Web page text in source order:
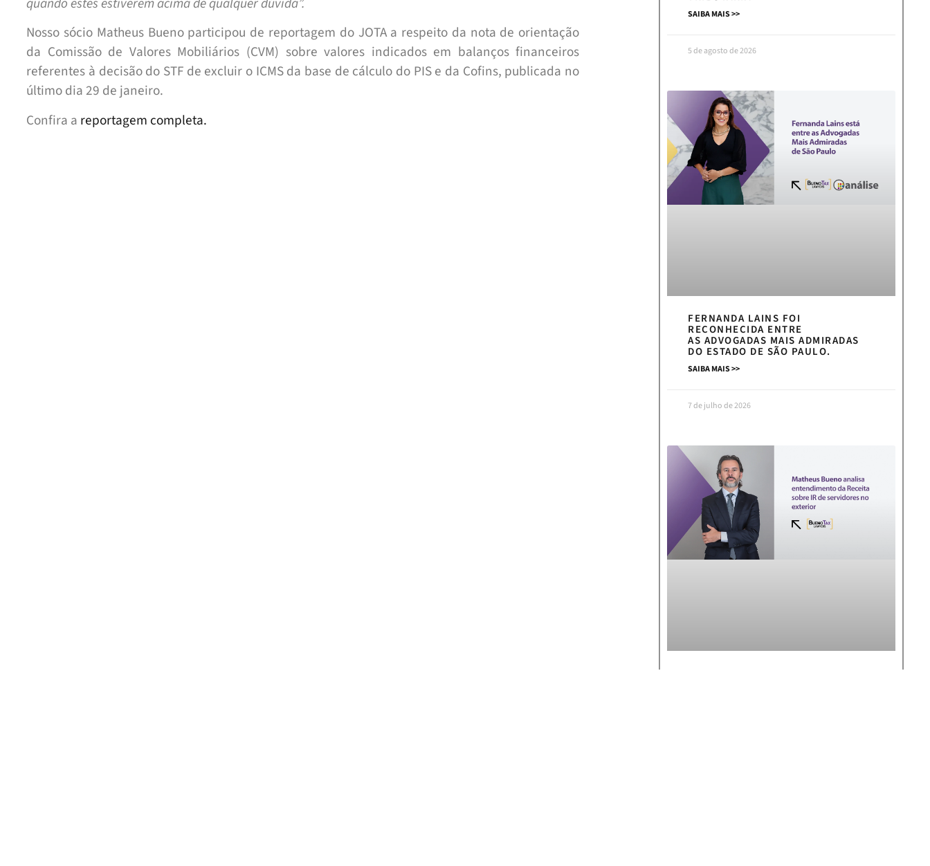
Nosso sócio Matheus Bueno participou de reportagem do JOTA a respeito da nota de orientação
da Comissão de Valores Mobiliários (CVM) sobre valores indicados em balanços financeiros
referentes à decisão do STF de excluir o ICMS da base de cálculo do PIS e da Cofins, publicada no
último dia 29 de janeiro.
Confira a reportagem completa.
SAIBA MAIS >>
5 de agosto de 2026
FERNANDA LAINS FOI
RECONHECIDA ENTRE
AS ADVOGADAS MAIS ADMIRADAS
DO ESTADO DE SÃO PAULO.
SAIBA MAIS >>
7 de julho de 2026